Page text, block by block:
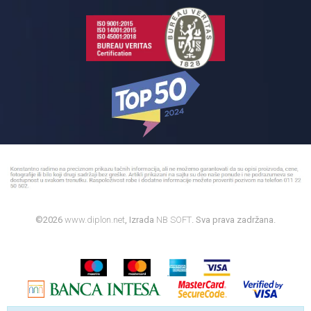
©2026 www.diplon.net , Izrada NB SOFT . Sva prava zadržana.